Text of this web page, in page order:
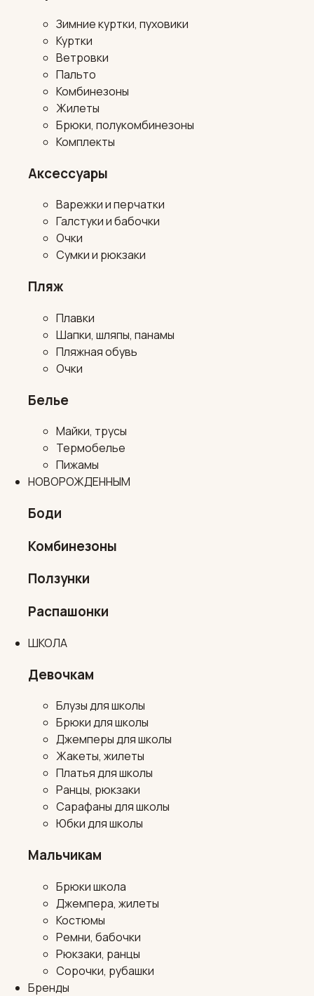
Зимние куртки, пуховики
Куртки
Ветровки
Пальто
Комбинезоны
Жилеты
Брюки, полукомбинезоны
Комплекты
Аксессуары
Варежки и перчатки
Галстуки и бабочки
Очки
Сумки и рюкзаки
Пляж
Плавки
Шапки, шляпы, панамы
Пляжная обувь
Очки
Белье
Майки, трусы
Термобелье
Пижамы
НОВОРОЖДЕННЫМ
Боди
Комбинезоны
Ползунки
Распашонки
ШКОЛА
Девочкам
Блузы для школы
Брюки для школы
Джемперы для школы
Жакеты, жилеты
Платья для школы
Ранцы, рюкзаки
Сарафаны для школы
Юбки для школы
Мальчикам
Брюки школа
Джемпера, жилеты
Костюмы
Ремни, бабочки
Рюкзаки, ранцы
Сорочки, рубашки
Бренды